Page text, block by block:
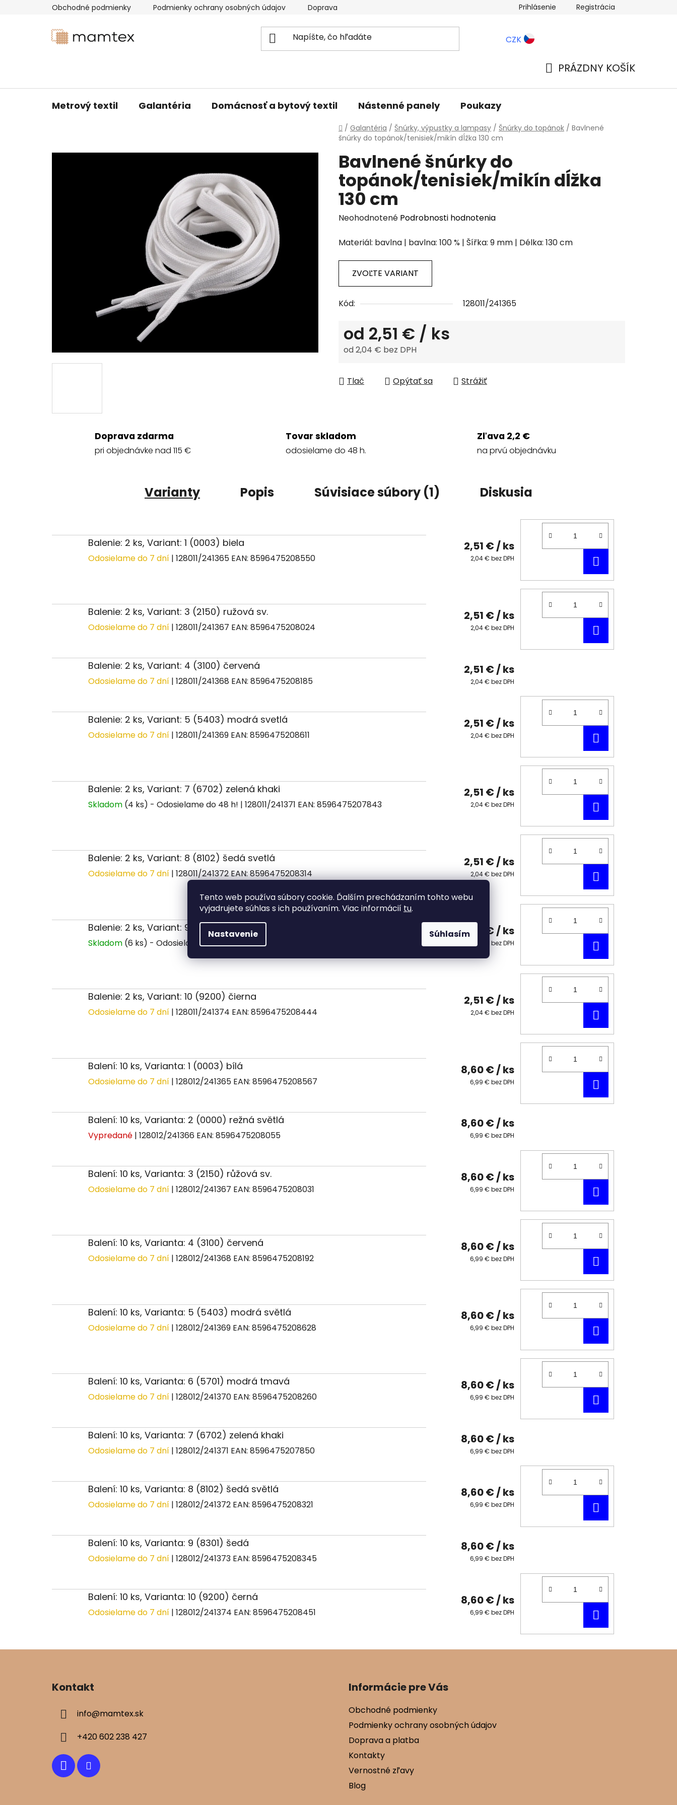
Tento web používa súbory cookie. Ďalším prechádzaním tohto webu
vyjadrujete súhlas s ich používaním. Viac informácií tu.
Nastavenie Súhlasím
Obchodné podmienky Podmienky ochrany osobných údajov Doprava a platba Blog
Prihlásenie Registrácia
CZK
PRÁZDNY KOŠÍK
Metrový textil Galantéria Domácnosť a bytový textil Nástenné panely Poukazy
Domov
/ Galantéria / Šnúrky, výpustky a lampasy / Šnúrky do topánok / Bavlnené
šnúrky do topánok/tenisiek/mikín dĺžka 130 cm
Bavlnené šnúrky do
topánok/tenisiek/mikín dĺžka
130 cm
Priemerné
produktu
je
z
5
Neohodnotené Podrobnosti hodnotenia
Materiál: bavlna | bavlna: 100 % | Šířka: 9 mm | Délka: 130 cm
ZVOĽTE VARIANT
Kód: 128011/241365
od 2,51 € / ks
od2,04 € bez DPH
Tlač
Opýtať sa Strážiť
Doprava zdarma
pri objednávke nad 115 €
Tovar skladom
odosielame do 48 h.
Zľava 2,2 €
na prvú objednávku
Varianty Popis Súvisiace súbory (1) Diskusia
Balenie: 2 ks, Variant: 1 (0003) biela
Odosielame do 7 dní | 128011/241365 EAN: 8596475208550
2,51 € / ks
2,04 € bez DPH
KOŠÍKA
Balenie: 2 ks, Variant: 3 (2150) ružová sv.
Odosielame do 7 dní | 128011/241367 EAN: 8596475208024
2,51 € / ks
2,04 € bez DPH
KOŠÍKA
Balenie: 2 ks, Variant: 4 (3100) červená
Odosielame do 7 dní | 128011/241368 EAN: 8596475208185
2,51 € / ks
2,04 € bez DPH
Balenie: 2 ks, Variant: 5 (5403) modrá svetlá
Odosielame do 7 dní | 128011/241369 EAN: 8596475208611
2,51 € / ks
2,04 € bez DPH
KOŠÍKA
Balenie: 2 ks, Variant: 7 (6702) zelená khaki
Skladom (4 ks) | 128011/241371 EAN: 8596475207843
2,51 € / ks
2,04 € bez DPH
KOŠÍKA
Balenie: 2 ks, Variant: 8 (8102) šedá svetlá
Odosielame do 7 dní | 128011/241372EAN:8596475208314
2,51 € / ks
2,04 € bez DPH
KOŠÍKA
Balenie: 2 ks, Variant: 9 (8301) šedá
Skladom (6 ks) | 128011/241373
2,51 € / ks
2,04 € bez DPH
KOŠÍKA
Balenie: 2 ks, Variant: 10 (9200) čierna
Odosielame do 7 dní | 128011/241374 EAN: 8596475208444
2,51 € / ks
2,04 € bez DPH
KOŠÍKA
Balení: 10 ks, Varianta: 1 (0003) bílá
Odosielame do 7 dní | 128012/241365 EAN: 8596475208567
8,60 € / ks
6,99 € bez DPH
KOŠÍKA
Balení: 10 ks, Varianta: 2 (0000) režná světlá
Vypredané | 128012/241366 EAN: 8596475208055
8,60 € / ks
6,99 € bez DPH
Balení: 10 ks, Varianta: 3 (2150) růžová sv.
Odosielame do 7 dní | 128012/241367 EAN: 8596475208031
8,60 € / ks
6,99 € bez DPH
KOŠÍKA
Balení: 10 ks, Varianta: 4 (3100) červená
Odosielame do 7 dní | 128012/241368 EAN: 8596475208192
8,60 € / ks
6,99 € bez DPH
KOŠÍKA
Balení: 10 ks, Varianta: 5 (5403) modrá světlá
Odosielame do 7 dní | 128012/241369 EAN: 8596475208628
8,60 € / ks
6,99 € bez DPH
KOŠÍKA
Balení: 10 ks, Varianta: 6 (5701) modrá tmavá
Odosielame do 7 dní | 128012/241370 EAN: 8596475208260
8,60 € / ks
6,99 € bez DPH
KOŠÍKA
Balení: 10 ks, Varianta: 7 (6702) zelená khaki
Odosielame do 7 dní | 128012/241371 EAN: 8596475207850
8,60 € / ks
6,99 € bez DPH
Balení: 10 ks, Varianta: 8 (8102) šedá světlá
Odosielame do 7 dní | 128012/241372 EAN: 8596475208321
8,60 € / ks
6,99 € bez DPH
KOŠÍKA
Balení: 10 ks, Varianta: 9 (8301) šedá
Odosielame do 7 dní | 128012/241373 EAN: 8596475208345
8,60 € / ks
6,99 € bez DPH
Balení: 10 ks, Varianta: 10 (9200) černá
Odosielame do 7 dní | 128012/241374 EAN: 8596475208451
8,60 € / ks
6,99 € bez DPH
KOŠÍKA
Kontakt
info@mamtex.sk
+420 602 238 427
Informácie pre Vás
Obchodné podmienky
Podmienky ochrany osobných údajov
Doprava a platba
Kontakty
Vernostné zľavy
Blog